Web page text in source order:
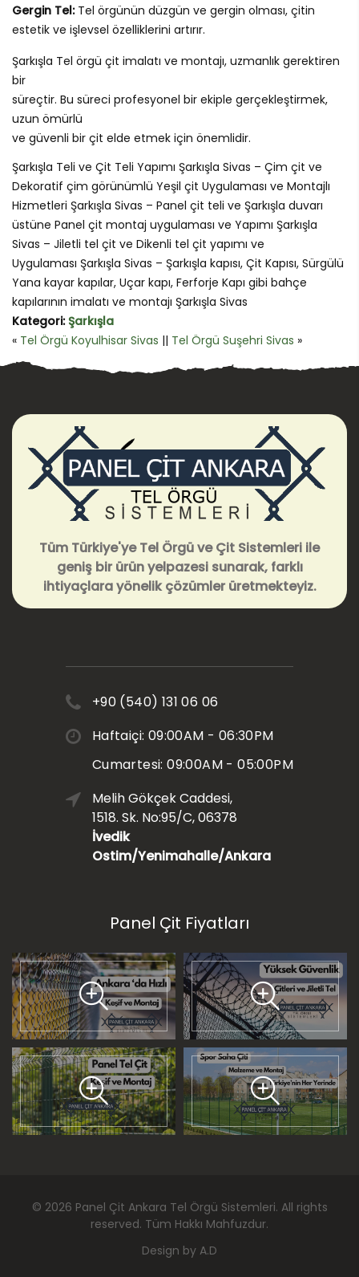
Gergin Tel:Tel örgünün düzgün ve gergin olması, çitin
estetik ve işlevsel özelliklerini artırır.
Şarkışla Tel örgü çit imalatı ve montajı, uzmanlık gerektiren
bir
süreçtir. Bu süreci profesyonel bir ekiple gerçekleştirmek,
uzun ömürlü
ve güvenli bir çit elde etmek için önemlidir.
Şarkışla Teli ve Çit Teli Yapımı Şarkışla Sivas – Çim çit ve
Dekoratif çim görünümlü Yeşil çit Uygulaması ve Montajlı
Hizmetleri Şarkışla Sivas – Panel çit teli ve Şarkışla duvarı
üstüne Panel çit montaj uygulaması ve Yapımı Şarkışla
Sivas – Jiletli tel çit ve Dikenli tel çit yapımı ve
Uygulaması Şarkışla Sivas – Şarkışla kapısı, Çit Kapısı, Sürgülü
Yana kayar kapılar, Uçar kapı, Ferforje Kapı gibi bahçe
kapılarının imalatı ve montajı Şarkışla Sivas
Kategori:Şarkışla
« Tel Örgü Koyulhisar Sivas || Tel Örgü Suşehri Sivas »
Tüm Türkiye'ye Tel Örgü ve Çit Sistemleri ile
geniş bir ürün yelpazesi sunarak, farklı
ihtiyaçlara yönelik çözümler üretmekteyiz.
+90 (540) 131 06 06
Haftaiçi: 09:00AM - 06:30PM
Cumartesi: 09:00AM - 05:00PM
Melih Gökçek Caddesi,
1518. Sk. No:95/C, 06378
İvedik
Ostim/Yenimahalle/Ankara
Panel Çit Fiyatları
© 2026 Panel Çit Ankara Tel Örgü Sistemleri. All rights
reserved. Tüm Hakkı Mahfuzdur.
Design by A.D